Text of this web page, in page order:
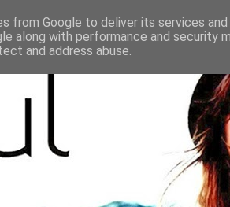
from Google to deliver its services
along with performance and security
and address abuse.